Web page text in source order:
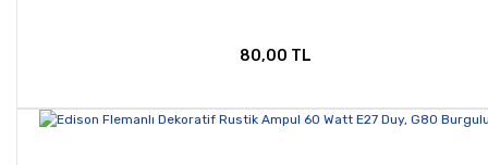
80,00 TL